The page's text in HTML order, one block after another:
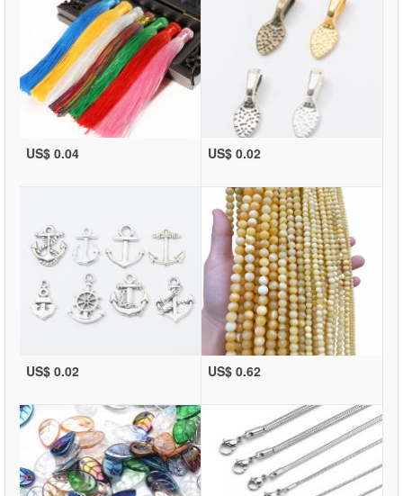
US$ 0.04 US$ 0.02
US$ 0.02 US$ 0.62